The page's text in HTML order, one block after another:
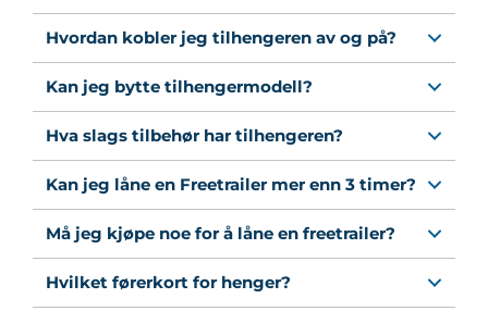
Hvordan kobler jeg tilhengeren av og på?
Kan jeg bytte tilhengermodell?
Hva slags tilbehør har tilhengeren?
Kan jeg låne en Freetrailer mer enn 3 timer?
Må jeg kjøpe noe for å låne en freetrailer?
Hvilket førerkort for henger?